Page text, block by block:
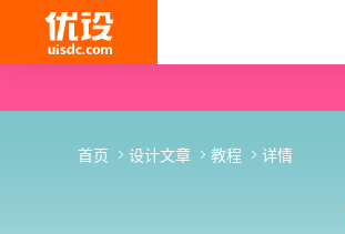
首页 设计文章 教程 详情